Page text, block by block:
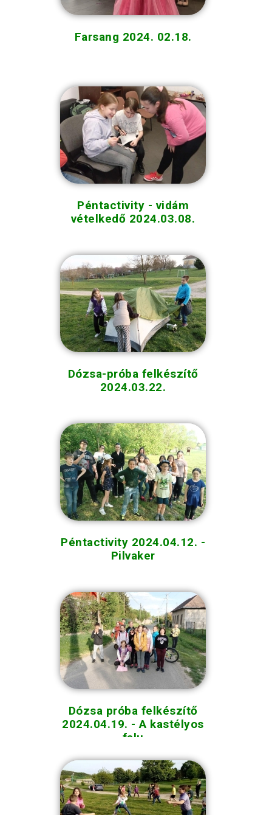
Farsang 2024. 02.18.
Péntactivity - vidám
vételkedő 2024.03.08.
Dózsa-próba felkészítő
2024.03.22.
Péntactivity 2024.04.12. -
Pilvaker
Dózsa próba felkészítő
2024.04.19. - A kastélyos
falu